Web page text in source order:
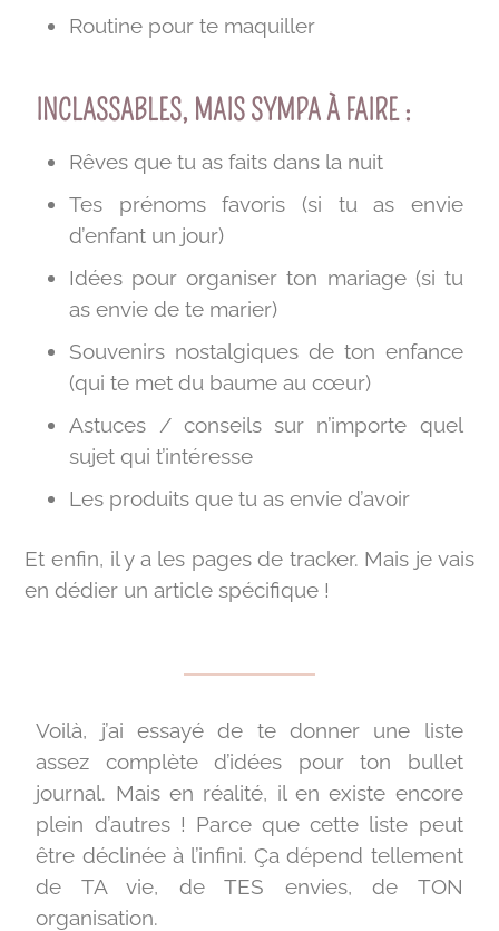
Routine pour te maquiller
INCLASSABLES, MAIS SYMPA À FAIRE :
Rêves que tu as faits dans la nuit
Tes prénoms favoris (si tu as envie
d’enfant un jour)
Idées pour organiser ton mariage (si tu
as envie de te marier)
Souvenirs nostalgiques de ton enfance
(qui te met du baume au cœur)
Astuces / conseils sur n’importe quel
sujet qui t’intéresse
Les produits que tu as envie d’avoir
Et enfin, il y a les pages de tracker. Mais je vais
en dédier un article spécifique !
Voilà, j’ai essayé de te donner une liste
assez complète d’idées pour ton bullet
journal. Mais en réalité, il en existe encore
plein d’autres ! Parce que cette liste peut
être déclinée à l’infini. Ça dépend tellement
de TA vie, de TES envies, de TON
organisation.